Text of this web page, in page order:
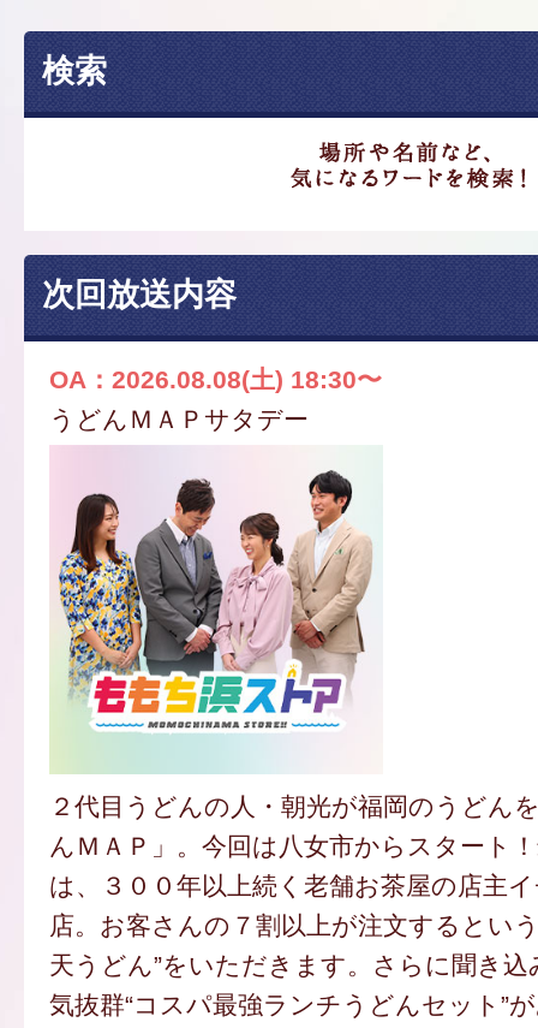
検索
次回放送内容
OA：2026.08.08(土) 18:30〜
うどんＭＡＰサタデー
２代目うどんの人・朝光が福岡のうどん
んＭＡＰ」。今回は八女市からスタート
は、３００年以上続く老舗お茶屋の店主
店。お客さんの７割以上が注文するとい
天うどん”をいただきます。さらに聞き
気抜群“コスパ最強ランチうどんセット”